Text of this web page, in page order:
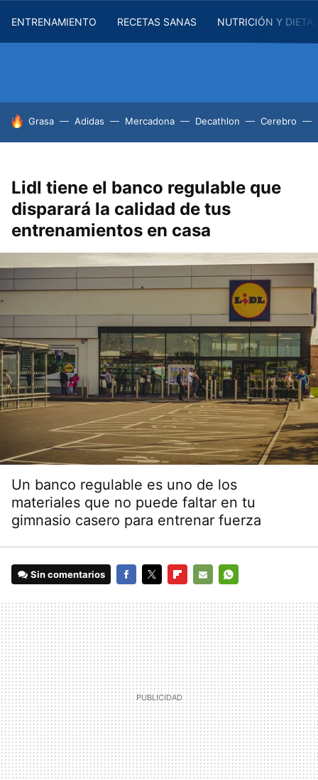
ENTRENAMIENTO RECETAS SANAS NUTRICIÓN Y
HOY SE HABLA DE
Grasa Adidas Mercadona Decathlon Cerebro
Lidl tiene el banco regulable que
disparará la calidad de tus
entrenamientos en casa
Un banco regulable es uno de los
materiales que no puede faltar en tu
gimnasio casero para entrenar fuerza
Sin comentarios
MAIL